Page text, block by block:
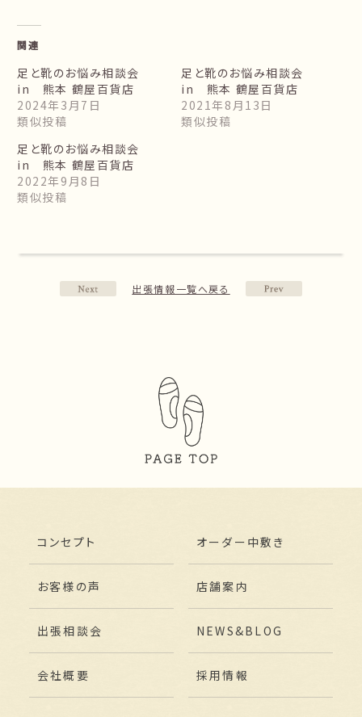
関連
足と靴のお悩み相談会
in 熊本 鶴屋百貨店
2024年3月7日
類似投稿
足と靴のお悩み相談会
in 熊本 鶴屋百貨店
2021年8月13日
類似投稿
足と靴のお悩み相談会
in 熊本 鶴屋百貨店
2022年9月8日
類似投稿
出張情報一覧へ戻る
コンセプト オーダー中敷き
お客様の声 店舗案内
出張相談会 NEWS&BLOG
会社概要 採用情報